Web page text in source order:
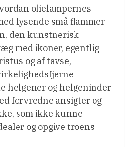
olielampernes
lysende små flammer
den kunstnerisk
med ikoner, egentlig
og af tavse,
helgener og helgeninder
forvredne ansigter og
som ikke kunne
og opgive troens